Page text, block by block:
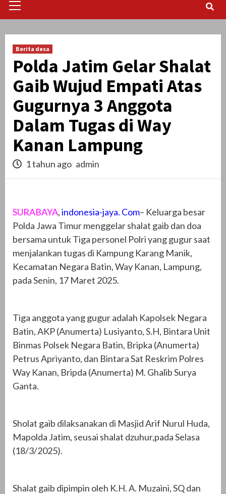
Menu
Berita desa
Polda Jatim Gelar Shalat
Gaib Wujud Empati Atas
Gugurnya 3 Anggota
Dalam Tugas di Way
Kanan Lampung
1 tahun ago admin
SURABAYA,indonesia-jaya. Com– Keluarga besar
Polda Jawa Timur menggelar shalat gaib dan doa
bersama untuk Tiga personel Polri yang gugur saat
menjalankan tugas di Kampung Karang Manik,
Kecamatan Negara Batin, Way Kanan, Lampung,
pada Senin, 17 Maret 2025.
Tiga anggota yang gugur adalah Kapolsek Negara
Batin, AKP (Anumerta) Lusiyanto, S.H, Bintara Unit
Binmas Polsek Negara Batin, Bripka (Anumerta)
Petrus Apriyanto, dan Bintara Sat Reskrim Polres
Way Kanan, Bripda (Anumerta) M. Ghalib Surya
Ganta.
Sholat gaib dilaksanakan di Masjid Arif Nurul Huda,
Mapolda Jatim, seusai shalat dzuhur,pada Selasa
(18/3/2025).
Shalat gaib dipimpin oleh K.H. A. Muzaini, SQ dan